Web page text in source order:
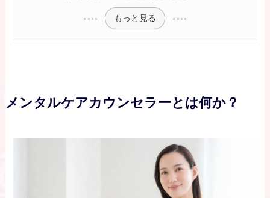
もっと見る
メンタルケアカウンセラーとは何か？